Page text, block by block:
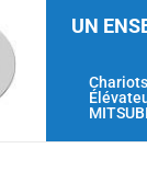
UN
Chariots